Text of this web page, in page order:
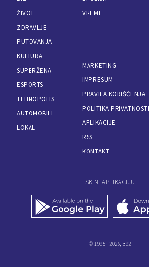
ŽIVOT
ZDRAVLJE
PUTOVANJA
KULTURA
SUPERŽENA
ESPORTS
TEHNOPOLIS
AUTOMOBILI
LOKAL
VREME
MARKETING
IMPRESUM
PRAVILA KORIŠĆENJA
POLITIKA PRIVATNOSTI
APLIKACIJE
RSS
KONTAKT
SKINI APLIKACIJU
© 1995 - 2026, B92